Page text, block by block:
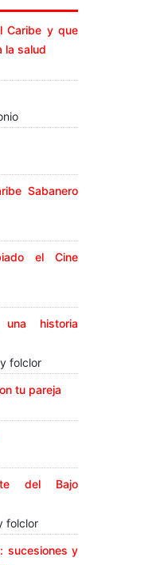
Caribe y que
la salud
Sabanero
el Cine
historia
folclor
tu pareja
del Bajo
folclor
sucesiones y